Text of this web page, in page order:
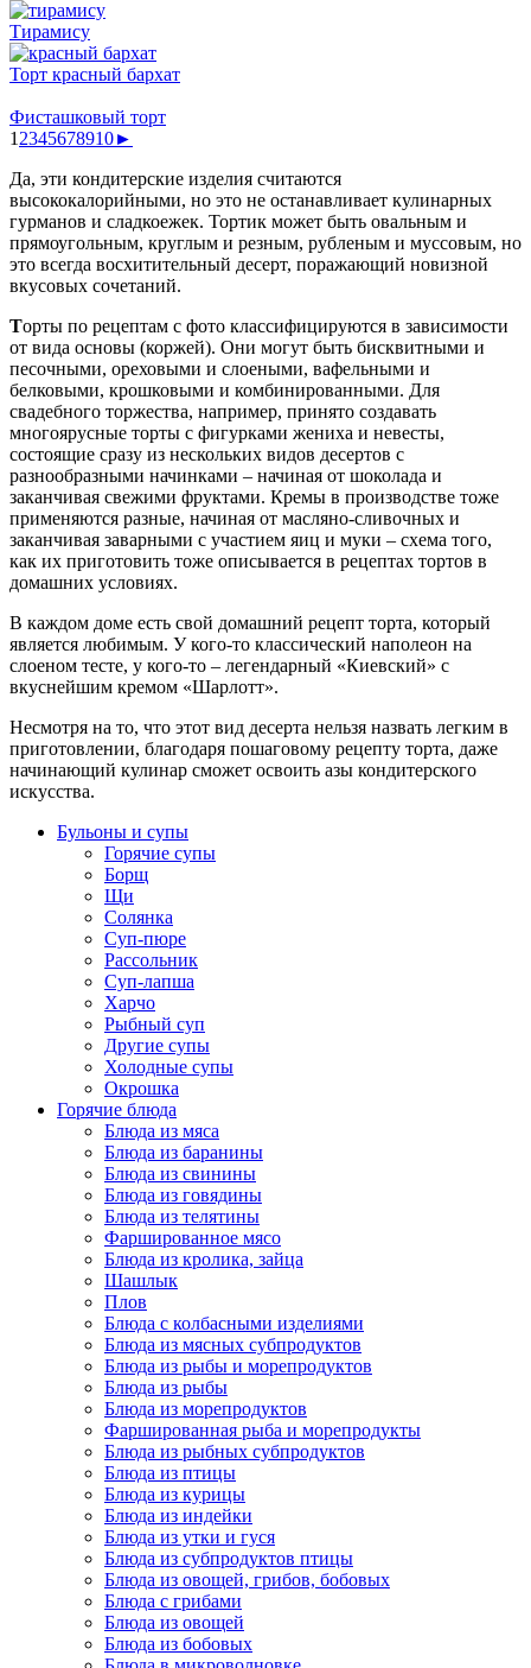
Тирамису
Торт красный бархат
Фисташковый торт
1 2345678910►
Да, эти кондитерские изделия считаются
высококалорийными, но это не останавливает кулинарных
гурманов и сладкоежек. Тортик может быть овальным и
прямоугольным, круглым и резным, рубленым и муссовым, но
это всегда восхитительный десерт, поражающий новизной
вкусовых сочетаний.
Торты по рецептам с фото классифицируются в зависимости
от вида основы (коржей). Они могут быть бисквитными и
песочными, ореховыми и слоеными, вафельными и
белковыми, крошковыми и комбинированными. Для
свадебного торжества, например, принято создавать
многоярусные торты с фигурками жениха и невесты,
состоящие сразу из нескольких видов десертов с
разнообразными начинками – начиная от шоколада и
заканчивая свежими фруктами. Кремы в производстве тоже
применяются разные, начиная от масляно-сливочных и
заканчивая заварными с участием яиц и муки – схема того,
как их приготовить тоже описывается в рецептах тортов в
домашних условиях.
В каждом доме есть свой домашний рецепт торта, который
является любимым. У кого-то классический наполеон на
слоеном тесте, у кого-то – легендарный «Киевский» с
вкуснейшим кремом «Шарлотт».
Несмотря на то, что этот вид десерта нельзя назвать легким в
приготовлении, благодаря пошаговому рецепту торта, даже
начинающий кулинар сможет освоить азы кондитерского
искусства.
Бульоны и супы
Горячие супы
Борщ
Щи
Солянка
Суп-пюре
Рассольник
Суп-лапша
Харчо
Рыбный суп
Другие супы
Холодные супы
Окрошка
Горячие блюда
Блюда из мяса
Блюда из баранины
Блюда из свинины
Блюда из говядины
Блюда из телятины
Фаршированное мясо
Блюда из кролика, зайца
Шашлык
Плов
Блюда с колбасными изделиями
Блюда из мясных субпродуктов
Блюда из рыбы и морепродуктов
Блюда из рыбы
Блюда из морепродуктов
Фаршированная рыба и морепродукты
Блюда из рыбных субпродуктов
Блюда из птицы
Блюда из курицы
Блюда из индейки
Блюда из утки и гуся
Блюда из субпродуктов птицы
Блюда из овощей, грибов, бобовых
Блюда с грибами
Блюда из овощей
Блюда из бобовых